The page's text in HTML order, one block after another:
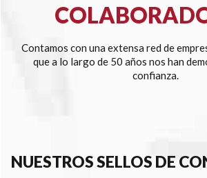
Contamos con una extensa red de
que a lo largo de 50 años nos han
confianza.
NUESTROS SELLOS DE